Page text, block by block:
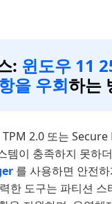
: 윈도우 11
을 우회하는
2.0 또는
템이 충족하지 못하
를 사용하면 안전
한 도구는 파티션 스